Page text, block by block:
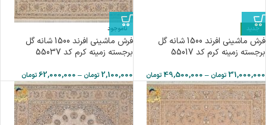
جدید
فرش ماشینی افرند 1500 شانه گل
برجسته زمینه کرم کد 55017
31,000,000 تومان–
49,500,000 تومان
ناموجود
فرش ماشینی افرند 1500 شانه گل
برجسته زمینه کرم کد 55037
2,100,000 تومان –
62,000,000 تومان